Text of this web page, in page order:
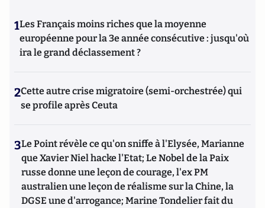
1Les Français moins riches que la moyenne
européenne pour la 3e année consécutive : jusqu'où
ira le grand déclassement ?
2Cette autre crise migratoire (semi-orchestrée) qui
se profile après Ceuta
3Le Point révèle ce qu'on sniffe à l'Elysée, Marianne
que Xavier Niel hacke l'Etat; Le Nobel de la Paix
russe donne une leçon de courage, l'ex PM
australien une leçon de réalisme sur la Chine, la
DGSE une d'arrogance; Marine Tondelier fait du